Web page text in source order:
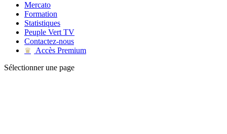
Mercato
Formation
Statistiques
Peuple Vert TV
Contactez-nous
♛
Accès Premium
Sélectionner une page